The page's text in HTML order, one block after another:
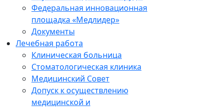
Федеральная инновационная
площадка «Медлидер»
Документы
Лечебная работа
Клиническая больница
Стоматологическая клиника
Медицинский Совет
Допуск к осуществлению
медицинской и